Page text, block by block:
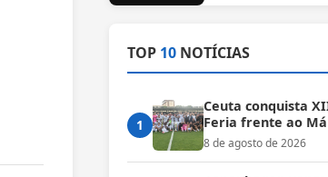
TOP 10 NOTÍCIAS
1
Ceuta conquista
Feria frente ao
8 de agosto de 2026